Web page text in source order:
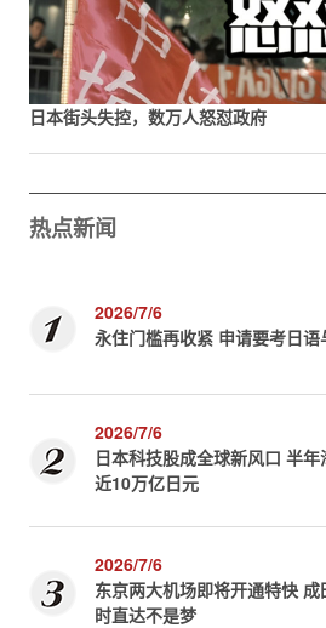
日本街头失控，数万人怒怼政府
热点新闻
2026/7/6
永住门槛再收紧 申请要考日语
2026/7/6
日本科技股成全球新风口 半年
近10万亿日元
2026/7/6
东京两大机场即将开通特快 成
时直达不是梦